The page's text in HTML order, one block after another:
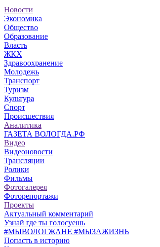
Новости
Экономика
Общество
Образование
Власть
ЖКХ
Здравоохранение
Молодежь
Транспорт
Туризм
Культура
Спорт
Происшествия
Аналитика
ГАЗЕТА ВОЛОГДА.РФ
Видео
Видеоновости
Трансляции
Ролики
Фильмы
Фотогалерея
Фоторепортажи
Проекты
Актуальный комментарий
Узнай где ты голосуешь
#МЫВОЛОГЖАНЕ #МЫЗАЖИЗНЬ
Попасть в историю